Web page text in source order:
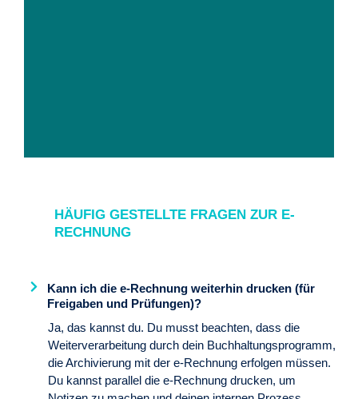
Ulrike Luckmann,
Autoren-Camp
meinem Augen das nachhaltigste
Medium, um Know-how und
Fachexpertise festzuhalten und
vielen Menschen zugänglich zu
machen. Dazu braucht es ein
Konzept, eine Struktur und die
Fähigkeit, Wissen verständlich in
Worte zu fassen. Meine Aufgabe im
HÄUFIG GESTELLTE FRAGEN ZUR E-
RECHNUNG
Kann ich die e-Rechnung weiterhin drucken (für
Freigaben und Prüfungen)?
Ja, das kannst du. Du musst beachten, dass die
Weiterverarbeitung durch dein Buchhaltungsprogramm,
die Archivierung mit der e-Rechnung erfolgen müssen.
Du kannst parallel die e-Rechnung drucken, um